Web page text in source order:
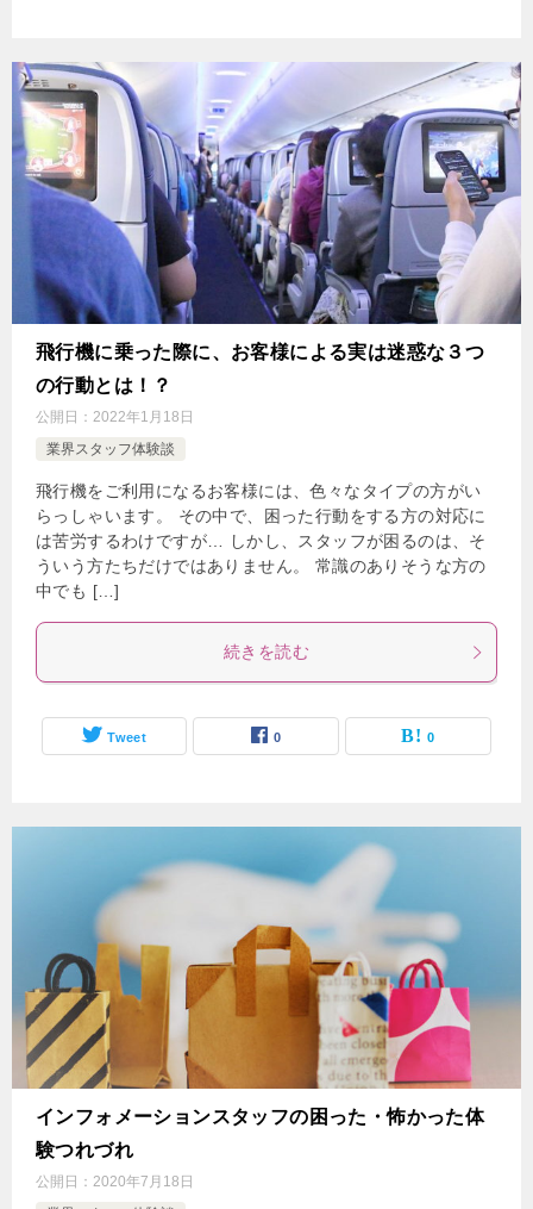
飛行機に乗った際に、お客様による実は迷惑な３つ
の行動とは！？
公開日： 2022年1月18日
業界スタッフ体験談
飛行機をご利用になるお客様には、色々なタイプの方がい
らっしゃいます。 その中で、困った行動をする方の対応に
は苦労するわけですが… しかし、スタッフが困るのは、そ
ういう方たちだけではありません。 常識のありそうな方の
中でも […]
続きを読む
Tweet 0 0
インフォメーションスタッフの困った・怖かった体
験つれづれ
公開日： 2020年7月18日